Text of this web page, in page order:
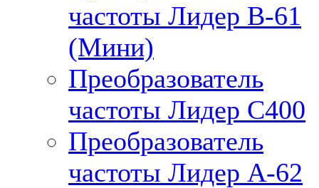
частоты Лидер В-61
(Мини)
Преобразователь
частоты Лидер С400
Преобразователь
частоты Лидер А-62